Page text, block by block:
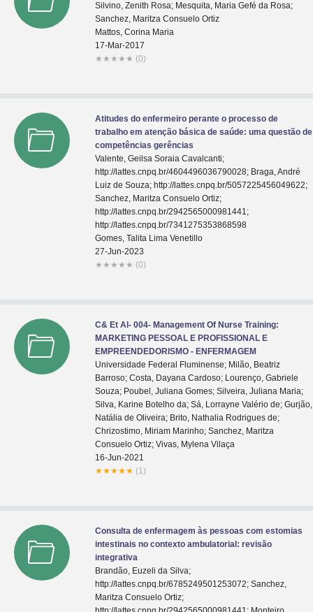
Silvino, Zenith Rosa; Mesquita, Maria Gefé da Rosa;
Sanchez, Maritza Consuelo Ortiz
Mattos, Corina Maria
17-Mar-2017
★ ★ ★ ★ ★ (0)
Atitudes do enfermeiro perante o processo de
trabalho em atenção básica de saúde: uma questão de
competências gerências
Valente, Geilsa Soraia Cavalcanti;
http://lattes.cnpq.br/4604496036790028; Braga, André
Luiz de Souza; http://lattes.cnpq.br/5057225456049622;
Sanchez, Maritza Consuelo Ortiz;
http://lattes.cnpq.br/2942565000981441;
http://lattes.cnpq.br/7341275353868598
Gomes, Talita Lima Venetillo
27-Jun-2023
★ ★ ★ ★ ★ (0)
C& Et Al- 004- Management Of Nurse Training:
MARKETING PESSOAL E PROFISSIONAL E
EMPREENDEDORISMO - ENFERMAGEM
Universidade Federal Fluminense; Milão, Beatriz
Barroso; Costa, Dayana Cardoso; Lourenço, Gabriele
Souza; Poubel, Juliana Gomes; Silveira, Juliana Maria;
Silva, Karine Botelho da; Sá, Lorrayne Valério de; Gurjão,
Natália de Oliveira; Brito, Nathalia Rodrigues de;
Chrizostimo, Miriam Marinho; Sanchez, Maritza
Consuelo Ortiz; Vivas, Mylena Vilaça
16-Jun-2021
★★★★★ (1)
Consulta de enfermagem às pessoas com estomias
intestinais no contexto ambulatorial: revisão
integrativa
Brandão, Euzeli da Silva;
http://lattes.cnpq.br/6785249501253072; Sanchez,
Maritza Consuelo Ortiz;